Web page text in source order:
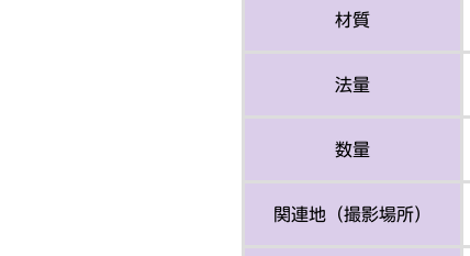
材質
法量
数量
関連地（撮影場所）